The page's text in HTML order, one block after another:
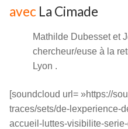
avec La Cimade
Mathilde Dubesset et
chercheur/euse à la
Lyon .
[soundcloud url= »https://
traces/sets/de-lexperience-
accueil-luttes-visibilite-